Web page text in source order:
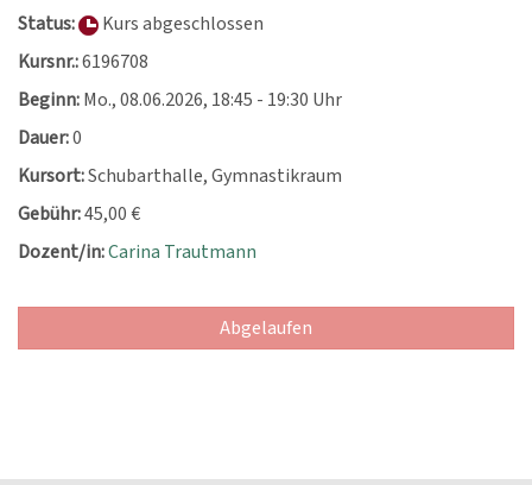
Status:
Kurs abgeschlossen
Kursnr.:6196708
Beginn:Mo., 08.06.2026, 18:45 - 19:30 Uhr
Dauer:0
Kursort:Schubarthalle, Gymnastikraum
Gebühr:45,00 €
Dozent/in:Carina Trautmann
Abgelaufen